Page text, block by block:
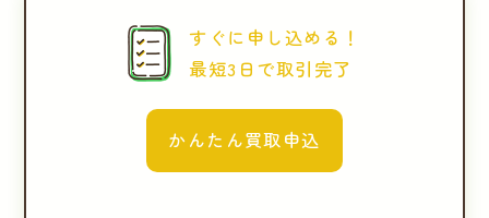
すぐに申し込める！
最短3日で取引完了
かんたん買取申込